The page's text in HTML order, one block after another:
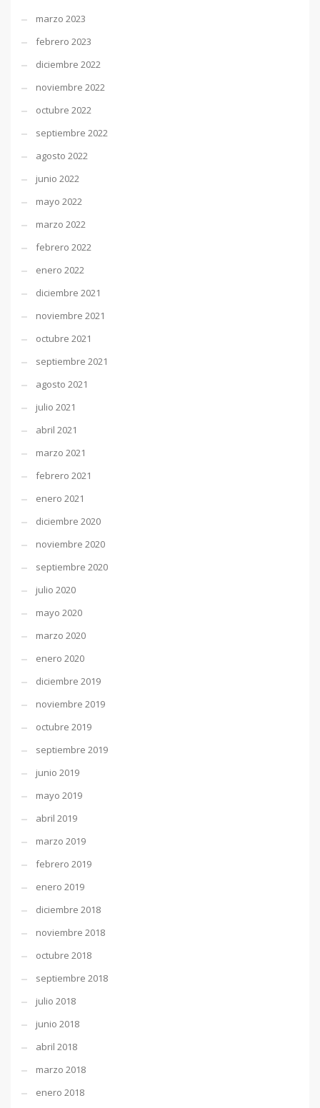
marzo 2023
febrero 2023
diciembre 2022
noviembre 2022
octubre 2022
septiembre 2022
agosto 2022
junio 2022
mayo 2022
marzo 2022
febrero 2022
enero 2022
diciembre 2021
noviembre 2021
octubre 2021
septiembre 2021
agosto 2021
julio 2021
abril 2021
marzo 2021
febrero 2021
enero 2021
diciembre 2020
noviembre 2020
septiembre 2020
julio 2020
mayo 2020
marzo 2020
enero 2020
diciembre 2019
noviembre 2019
octubre 2019
septiembre 2019
junio 2019
mayo 2019
abril 2019
marzo 2019
febrero 2019
enero 2019
diciembre 2018
noviembre 2018
octubre 2018
septiembre 2018
julio 2018
junio 2018
abril 2018
marzo 2018
enero 2018